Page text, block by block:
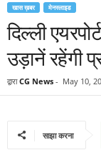
खास ख़बर मेनस्लाइड
दिल्ली
उड़ानें रहेंगी
द्वारा CG News - May 10,
साझा करना